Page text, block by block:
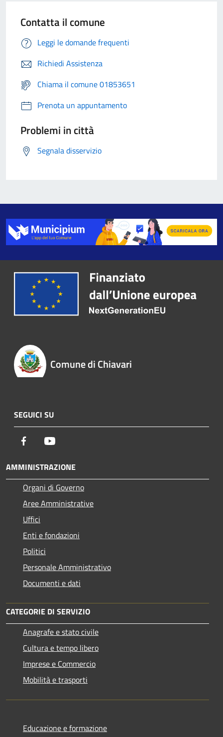
Contatta il comune
Leggi le domande frequenti
Richiedi Assistenza
Chiama il comune 01853651
Prenota un appuntamento
Problemi in città
Segnala disservizio
Comune di Chiavari
SEGUICI SU
Facebook
AMMINISTRAZIONE
Organi di Governo
Aree Amministrative
Uffici
Enti e fondazioni
Politici
Personale Amministrativo
Documenti e dati
CATEGORIE DI SERVIZIO
Anagrafe e stato civile
Cultura e tempo libero
Imprese e Commercio
Mobilità e trasporti
Educazione e formazione